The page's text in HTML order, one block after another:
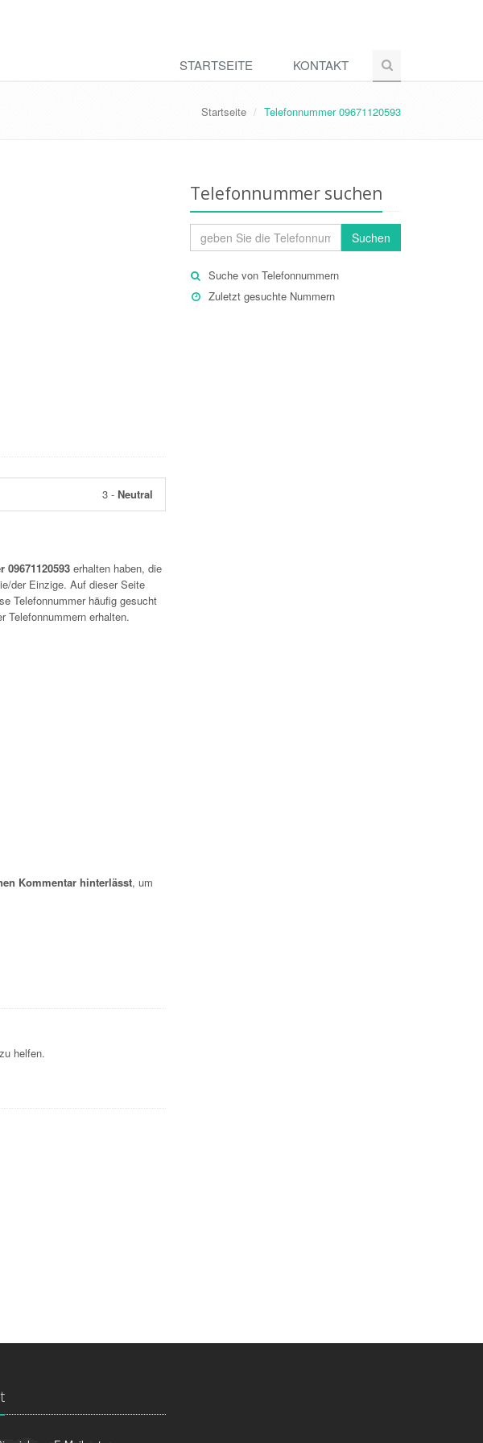
STARTSEITE KONTAKT
Startseite Telefonnummer 09671120593
3- Neutral
09671120593 erhalten haben, die
der Einzige. Auf dieser Seite
Telefonnummer häufig gesucht
Telefonnummern erhalten.
Kommentar hinterlässt, um
helfen.
Telefonnummer suchen
Suchen
Suche von Telefonnummern
Zuletzt gesuchte Nummern